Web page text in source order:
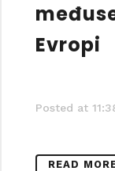
Evropi
Posted at
READ